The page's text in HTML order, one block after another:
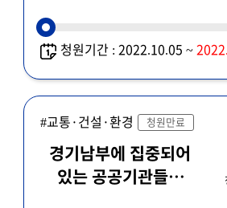
청원기간 : 2022.10.05 ~
#교통·건설·환경 청원만료
경기남부에 집중되어
있는 공공기관들중